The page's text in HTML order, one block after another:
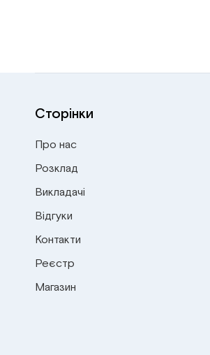
Сторінки
Про нас
Розклад
Викладачі
Відгуки
Контакти
Реєстр
Магазин